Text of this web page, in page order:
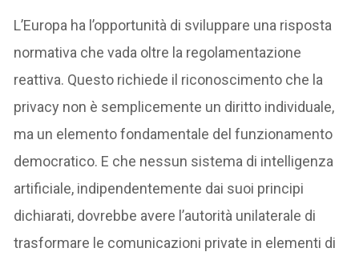
L’Europa ha l’opportunità di sviluppare una risposta
normativa che vada oltre la regolamentazione
reattiva. Questo richiede il riconoscimento che la
privacy non è semplicemente un diritto individuale,
ma un elemento fondamentale del funzionamento
democratico. E che nessun sistema di intelligenza
artificiale, indipendentemente dai suoi principi
dichiarati, dovrebbe avere l’autorità unilaterale di
trasformare le comunicazioni private in elementi di